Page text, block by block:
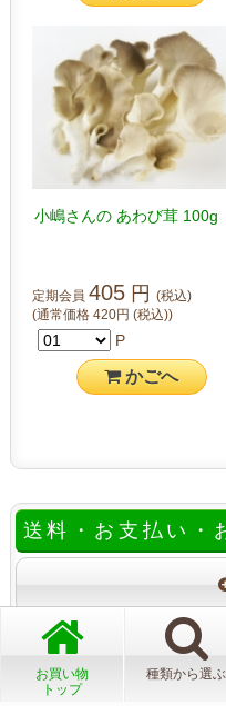
お買い物
トップ
種類から選ぶ
小嶋さんの あわび茸 100g
定期会員 405 円(税込)
(通常価格420円(税込))
P
かごへ
送料・お支払い・